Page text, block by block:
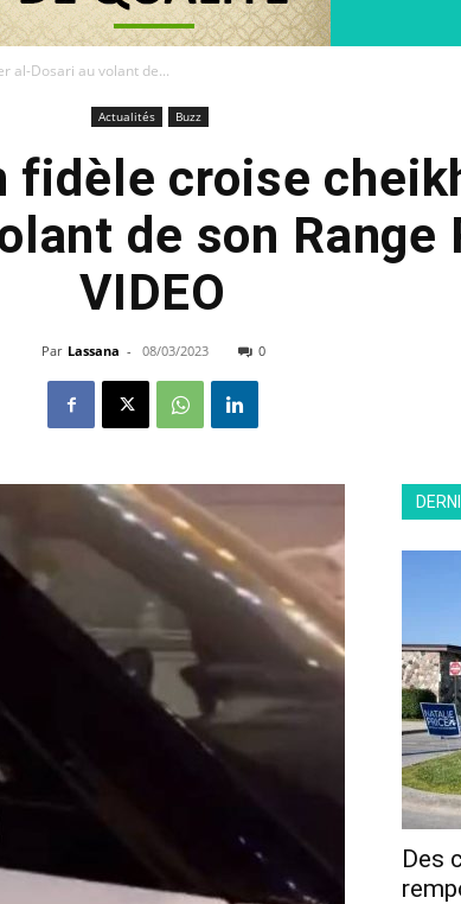
al-Dosari au volant de...
Actualités Buzz
fidèle croise
de son Range
VIDEO
Par Lassana - 08/03/2023 0
Des